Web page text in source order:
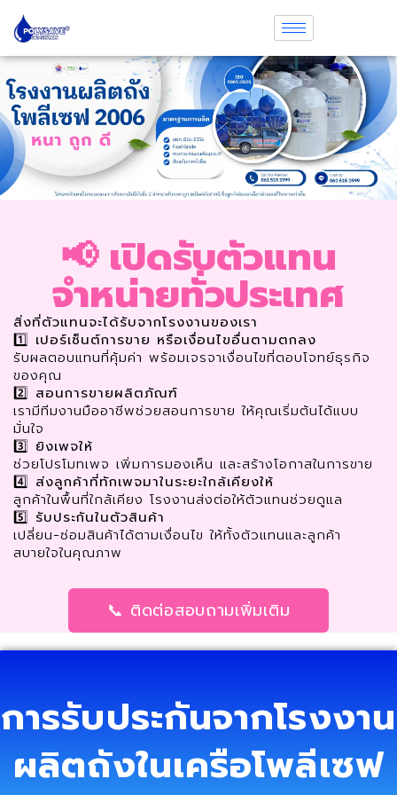
📢 เปิดรับตัวแทน
จำหน่ายทั่วประเทศ
สิ่งที่ตัวแทนจะได้รับจากโรงงานของเรา
1️⃣ เปอร์เซ็นต์การขาย หรือเงื่อนไขอื่นตามตกลง
รับผลตอบแทนที่คุ้มค่า พร้อมเจรจาเงื่อนไขที่ตอบโจทย์ธุรกิจ
ของคุณ
2️⃣ สอนการขายผลิตภัณฑ์
เรามีทีมงานมืออาชีพช่วยสอนการขาย ให้คุณเริ่มต้นได้แบบ
มั่นใจ
3️⃣ ยิงเพจให้
ช่วยโปรโมทเพจ เพิ่มการมองเห็น และสร้างโอกาสในการขาย
4️⃣ ส่งลูกค้าที่ทักเพจมาในระยะใกล้เคียงให้
ลูกค้าในพื้นที่ใกล้เคียง โรงงานส่งต่อให้ตัวแทนช่วยดูแล
5️⃣ รับประกันในตัวสินค้า
เปลี่ยน-ซ่อมสินค้าได้ตามเงื่อนไข ให้ทั้งตัวแทนและลูกค้า
สบายใจในคุณภาพ
📞 ติดต่อสอบถามเพิ่มเติม
การรับประกันจากโรงงาน
ผลิตถังในเครือโพลีเซฟ